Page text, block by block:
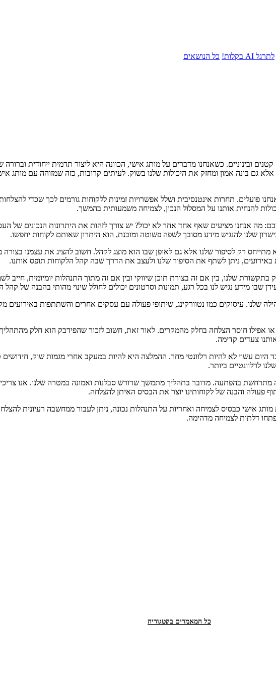
לתרגל AI בקלות! כל הנושאים
ובינוניים. כשאנחנו מדברים על מותג אישי, הכוונה היא ליצור תדמית ייחודית
גם בונה אמון ומחזק את היכולות שלנו בשוק. לעיתים קרובות, כזה שמזוהה עם מותג
פועלים. תחרות אינטנסיבית ושלל אפשרויות זמינות ללקוחות גורמים לכך שכדי
להנחית אותנו על המסלול הנכון, לצמיחה משמעותית בהמשך.
מה אנחנו מציעים שאף אחד אחר לא יכול? יש צורך לזהות את היתרונות הנכונים של
שלנו להנגיש מידע מסובך לשפה פשוטה ומובנת, הוא היתרון שאותם לקוחות יחפשו.
רק לסיפור שלנו אלא גם לאופן שבו הוא מוצג לקהל. חשוב להציג את עצמנו
ניתן לשתף את הסיפור שלנו ולעצב את הדרך שבה קהל הלקוחות תופס אותנו.
שלנו, בין אם זה בצורת תוכן שיווקי ובין אם זה מתוך התנהלות יומיומית, חייב
שבו מידע נגיש לנו בכל רגע, תמונות וסרטונים יכולים לחולל שינוי מהותי בהבנה של קהל
שלנו. עיסוקים כמו נטוורקינג, שיתופי פעולה עם עסקים אחרים והשתתפות באירועים
אפילו חוסר הצלחה בחלק מהמקרים. לאור זאת, חשוב לזכור שהפידבק הוא חלק מהתהליך.
צעדים קדימה.
עשוי לא להיות רלוונטי מחר. ההמלצה היא להיות במעקב אחרי מגמות שוק, חידושים
לרלוונטיים ביותר.
מתרחשת בהפתעה. מדובר בתהליך מתמשך שדורש סבלנות ואמונה במטרה שלנו. אנו
פעולה והבנה של לקוחותינו יוצר את הבסיס האיתן להצלחה.
אישי כבסיס לצמיחה ואחריות על התנהלות נכונה, ניתן לעבור ממחשבה רעיונית
דלתות לצמיחה מדהימה.
כל המאמרים בקטגוריה